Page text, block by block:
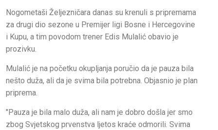
Nogometaši Željezničara danas su krenuli s pripremama
za drugi dio sezone u Premijer ligi Bosne i Hercegovine
i Kupu, a tim povodom trener Edis Mulalić obavio je
prozivku.
Mulalić je na početku okupljanja poručio da je pauza bila
nešto duža, ali da je svima bila potrebna. Objasnio je plan
priprema.
"Pauza je bila malo duža, ali nam je dobro došla jer smo
zbog Svjetskog prvenstva ljetos kraće odmorili. Svima